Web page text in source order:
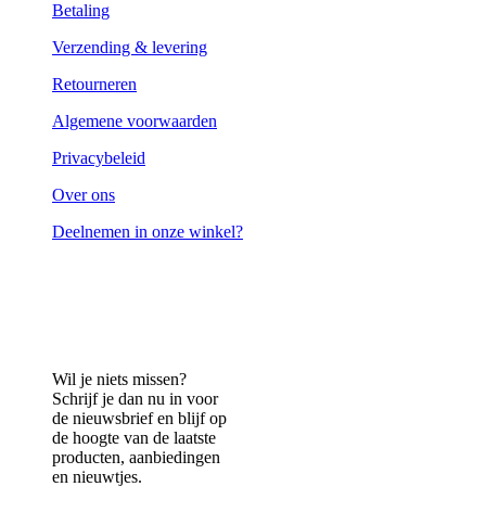
Betaling
Verzending & levering
Retourneren
Algemene voorwaarden
Privacybeleid
Over ons
Deelnemen in onze winkel?
Wil je niets missen?
Schrijf je dan nu in voor
de nieuwsbrief en blijf op
de hoogte van de laatste
producten, aanbiedingen
en nieuwtjes.